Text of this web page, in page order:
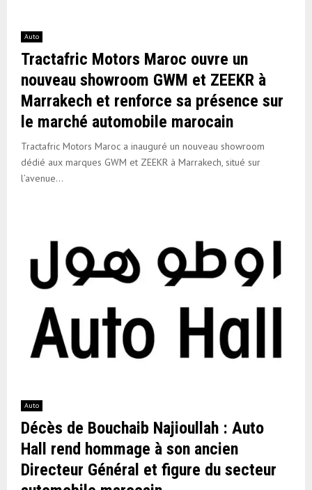
Auto
Tractafric Motors Maroc ouvre un
nouveau showroom GWM et ZEEKR à
Marrakech et renforce sa présence sur
le marché automobile marocain
Tractafric Motors Maroc a inauguré un nouveau showroom
dédié aux marques GWM et ZEEKR à Marrakech, situé sur
l’avenue...
Auto
Décès de Bouchaib Najioullah : Auto
Hall rend hommage à son ancien
Directeur Général et figure du secteur